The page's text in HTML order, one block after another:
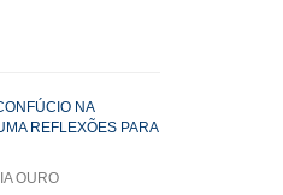
NA
REFLEXÕES PARA
OURO